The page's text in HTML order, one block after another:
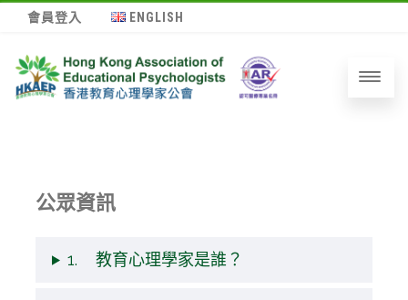
會員登入 ENGLISH
公眾資訊
1. 教育心理學家是誰？